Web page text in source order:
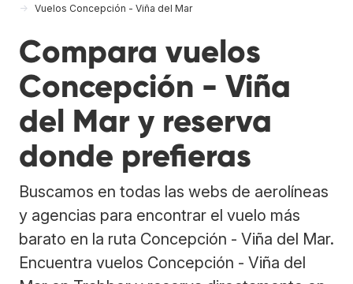
Vuelos Concepción - Viña del Mar
Compara vuelos
Concepción - Viña
del Mar y reserva
donde prefieras
Buscamos en todas las webs de aerolíneas
y agencias para encontrar el vuelo más
barato en la ruta Concepción - Viña del Mar.
Encuentra vuelos Concepción - Viña del